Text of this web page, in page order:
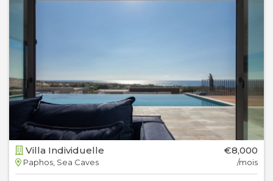
Villa Individuelle
Paphos, Sea Caves
€8,000
/mois